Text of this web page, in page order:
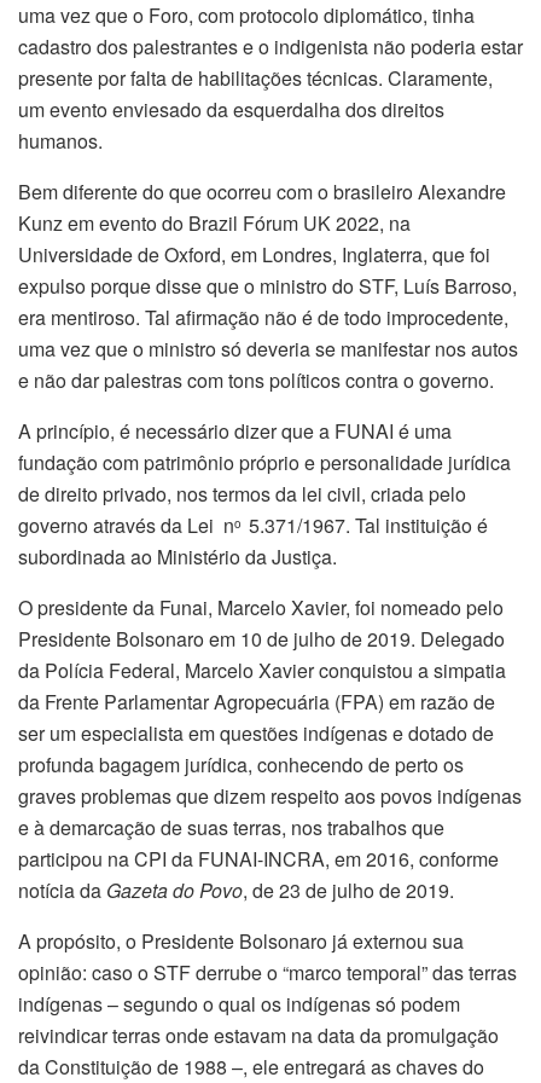
uma vez que o Foro, com protocolo diplomático, tinha
cadastro dos palestrantes e o indigenista não poderia estar
presente por falta de habilitações técnicas. Claramente,
um evento enviesado da esquerdalha dos direitos
humanos.
Bem diferente do que ocorreu com o brasileiro Alexandre
Kunz em evento do Brazil Fórum UK 2022, na
Universidade de Oxford, em Londres, Inglaterra, que foi
expulso porque disse que o ministro do STF, Luís Barroso,
era mentiroso. Tal afirmação não é de todo improcedente,
uma vez que o ministro só deveria se manifestar nos autos
e não dar palestras com tons políticos contra o governo.
A princípio, é necessário dizer que a FUNAI é uma
fundação com patrimônio próprio e personalidade jurídica
de direito privado, nos termos da lei civil, criada pelo
governo através da Lei no 5.371/1967. Tal instituição é
subordinada ao Ministério da Justiça.
O presidente da Funai, Marcelo Xavier, foi nomeado pelo
Presidente Bolsonaro em 10 de julho de 2019. Delegado
da Polícia Federal, Marcelo Xavier conquistou a simpatia
da Frente Parlamentar Agropecuária (FPA) em razão de
ser um especialista em questões indígenas e dotado de
profunda bagagem jurídica, conhecendo de perto os
graves problemas que dizem respeito aos povos indígenas
e à demarcação de suas terras, nos trabalhos que
participou na CPI da FUNAI-INCRA, em 2016, conforme
notícia da Gazeta do Povo, de 23 de julho de 2019.
A propósito, o Presidente Bolsonaro já externou sua
opinião: caso o STF derrube o “marco temporal” das terras
indígenas – segundo o qual os indígenas só podem
reivindicar terras onde estavam na data da promulgação
da Constituição de 1988 –, ele entregará as chaves do